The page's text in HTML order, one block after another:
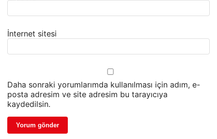
İnternet sitesi
Daha sonraki yorumlarımda kullanılması için adım, e-
posta adresim ve site adresim bu tarayıcıya
kaydedilsin.